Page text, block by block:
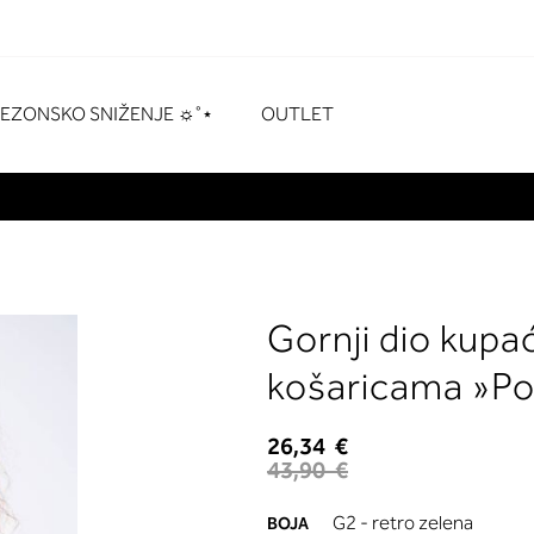
SNIŽENJE ☼˚⋆ OUTLET
Gornji dio
košaricama
26,34 €
43,90 €
BOJA G2 - retro zelena